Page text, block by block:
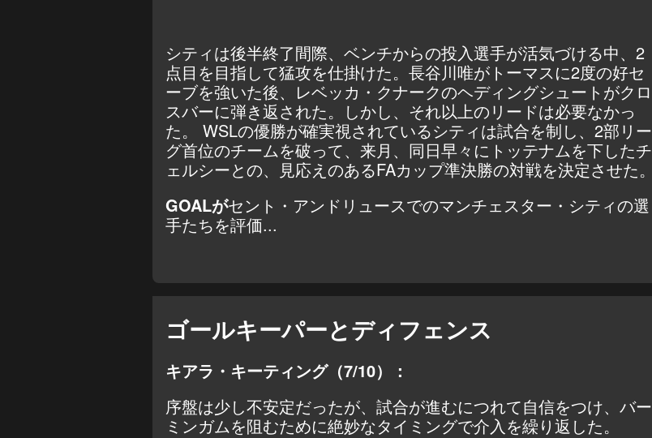
シティは後半終了間際、ベンチからの投入選手が活気づける中、2
点目を目指して猛攻を仕掛けた。長谷川唯がトーマスに2度の好セ
ーブを強いた後、レベッカ・クナークのヘディングシュートがクロ
スバーに弾き返された。しかし、それ以上のリードは必要なかっ
た。 WSLの優勝が確実視されているシティは試合を制し、2部リー
グ首位のチームを破って、来月、同日早々にトッテナムを下したチ
ェルシーとの、見応えのあるFAカップ準決勝の対戦を決定させた。
GOALがセント・アンドリュースでのマンチェスター・シティの選
手たちを評価...
ゴールキーパーとディフェンス
キアラ・キーティング（7/10）：
序盤は少し不安定だったが、試合が進むにつれて自信をつけ、バー
ミンガムを阻むために絶妙なタイミングで介入を繰り返した。